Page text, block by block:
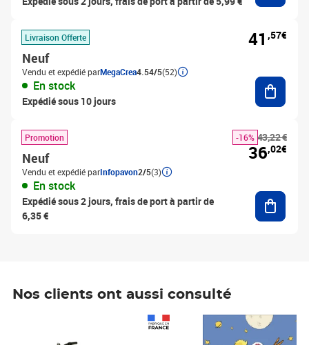
Livraison Offerte
Neuf
Vendu et expédié parMegaCrea4.54/5(52)
En stock
Expédié sous 10 jours
41 ,57€
Promotion
Neuf
Vendu et expédié parInfopavon2/5(3)
En stock
Expédié sous 2 jours, frais de port à partir de
6,35 €
43,22 €
-16%
36,02€
Nos clients ont aussi consulté
Prix 7,50€